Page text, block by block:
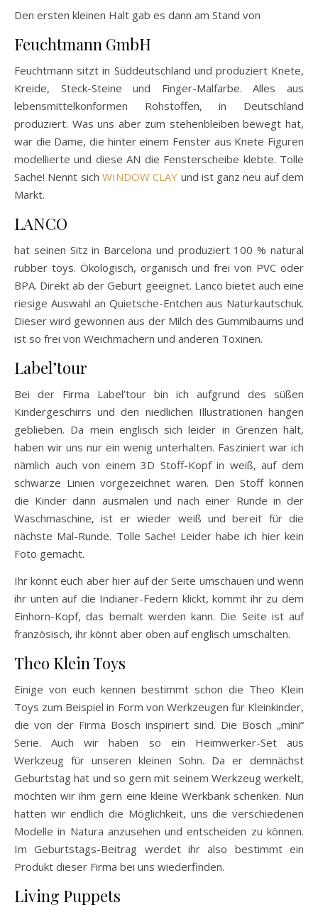
Den ersten kleinen Halt gab es dann am Stand von
Feuchtmann GmbH
Feuchtmann sitzt in Süddeutschland und produziert Knete,
Kreide, Steck-Steine und Finger-Malfarbe. Alles aus
lebensmittelkonformen Rohstoffen, in Deutschland
produziert. Was uns aber zum stehenbleiben bewegt hat,
war die Dame, die hinter einem Fenster aus Knete Figuren
modellierte und diese AN die Fensterscheibe klebte. Tolle
Sache! Nennt sich WINDOW CLAY und ist ganz neu auf dem
Markt.
LANCO
hat seinen Sitz in Barcelona und produziert 100 % natural
rubber toys. Ökologisch, organisch und frei von PVC oder
BPA. Direkt ab der Geburt geeignet. Lanco bietet auch eine
riesige Auswahl an Quietsche-Entchen aus Naturkautschuk.
Dieser wird gewonnen aus der Milch des Gummibaums und
ist so frei von Weichmachern und anderen Toxinen.
Label’tour
Bei der Firma Label’tour bin ich aufgrund des süßen
Kindergeschirrs und den niedlichen Illustrationen hängen
geblieben. Da mein englisch sich leider in Grenzen hält,
haben wir uns nur ein wenig unterhalten. Fasziniert war ich
nämlich auch von einem 3D Stoff-Kopf in weiß, auf dem
schwarze Linien vorgezeichnet waren. Den Stoff können
die Kinder dann ausmalen und nach einer Runde in der
Waschmaschine, ist er wieder weiß und bereit für die
nächste Mal-Runde. Tolle Sache! Leider habe ich hier kein
Foto gemacht.
Ihr könnt euch aber hier auf der Seite umschauen und wenn
ihr unten auf die Indianer-Federn klickt, kommt ihr zu dem
Einhorn-Kopf, das bemalt werden kann. Die Seite ist auf
französisch, ihr könnt aber oben auf englisch umschalten.
Theo Klein Toys
Einige von euch kennen bestimmt schon die Theo Klein
Toys zum Beispiel in Form von Werkzeugen für Kleinkinder,
die von der Firma Bosch inspiriert sind. Die Bosch „mini“
Serie. Auch wir haben so ein Heimwerker-Set aus
Werkzeug für unseren kleinen Sohn. Da er demnächst
Geburtstag hat und so gern mit seinem Werkzeug werkelt,
möchten wir ihm gern eine kleine Werkbank schenken. Nun
hatten wir endlich die Möglichkeit, uns die verschiedenen
Modelle in Natura anzusehen und entscheiden zu können.
Im Geburtstags-Beitrag werdet ihr also bestimmt ein
Produkt dieser Firma bei uns wiederfinden.
Living Puppets